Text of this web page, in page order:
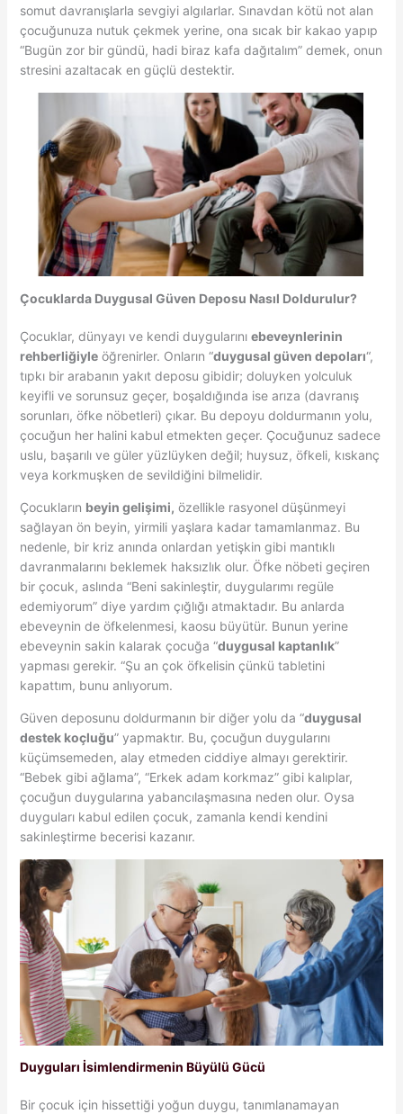
somut davranışlarla sevgiyi algılarlar. Sınavdan kötü not alan
çocuğunuza nutuk çekmek yerine, ona sıcak bir kakao yapıp
“Bugün zor bir gündü, hadi biraz kafa dağıtalım” demek, onun
stresini azaltacak en güçlü destektir.
Çocuklarda Duygusal Güven Deposu Nasıl Doldurulur?
Çocuklar, dünyayı ve kendi duygularını ebeveynlerinin
rehberliğiyleöğrenirler. Onların “duygusal güven depoları“,
tıpkı bir arabanın yakıt deposu gibidir; doluyken yolculuk
keyifli ve sorunsuz geçer, boşaldığında ise arıza (davranış
sorunları, öfke nöbetleri) çıkar. Bu depoyu doldurmanın yolu,
çocuğun her halini kabul etmekten geçer. Çocuğunuz sadece
uslu, başarılı ve güler yüzlüyken değil; huysuz, öfkeli, kıskanç
veya korkmuşken de sevildiğini bilmelidir.
Çocukların beyin gelişimi, özellikle rasyonel düşünmeyi
sağlayan ön beyin, yirmili yaşlara kadar tamamlanmaz. Bu
nedenle, bir kriz anında onlardan yetişkin gibi mantıklı
davranmalarını beklemek haksızlık olur. Öfke nöbeti geçiren
bir çocuk, aslında “Beni sakinleştir, duygularımı regüle
edemiyorum” diye yardım çığlığı atmaktadır. Bu anlarda
ebeveynin de öfkelenmesi, kaosu büyütür. Bunun yerine
ebeveynin sakin kalarak çocuğa “duygusal kaptanlık”
yapması gerekir. “Şu an çok öfkelisin çünkü tabletini
kapattım, bunu anlıyorum.
Güven deposunu doldurmanın bir diğer yolu da “duygusal
destek koçluğu” yapmaktır. Bu, çocuğun duygularını
küçümsemeden, alay etmeden ciddiye almayı gerektirir.
“Bebek gibi ağlama”, “Erkek adam korkmaz” gibi kalıplar,
çocuğun duygularına yabancılaşmasına neden olur. Oysa
duyguları kabul edilen çocuk, zamanla kendi kendini
sakinleştirme becerisi kazanır.
Duyguları İsimlendirmenin Büyülü Gücü
Bir çocuk için hissettiği yoğun duygu, tanımlanamayan